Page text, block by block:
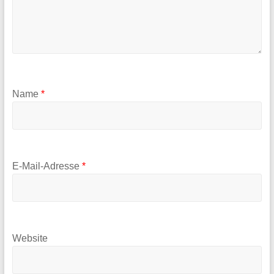
Name *
E-Mail-Adresse *
Website